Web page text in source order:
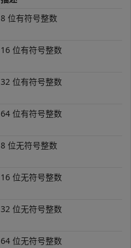
8 位有符号整数
16 位有符号整数
32 位有符号整数
64 位有符号整数
8 位无符号整数
16 位无符号整数
32 位无符号整数
64 位无符号整数